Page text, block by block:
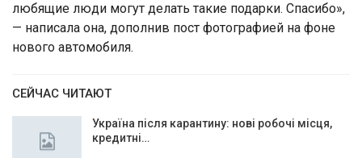
любящие люди могут делать такие подарки. Спасибо»,
— написала она, дополнив пост фотографией на фоне
нового автомобиля.
СЕЙЧАС ЧИТАЮТ
Україна після карантину: нові робочі місця,
кредитні…